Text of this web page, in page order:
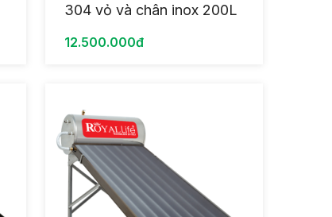
304 vỏ và chân inox 200L
12.500.000đ